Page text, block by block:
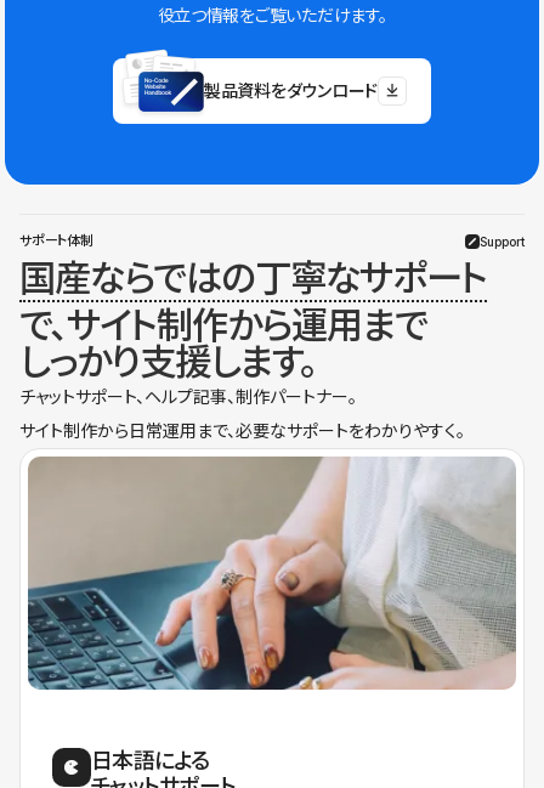
役立つ情報をご覧いただけます。
製品資料をダウンロード
サポート体制 Support
国産ならではの丁寧なサポート
で、サイト制作から運用まで
しっかり支援します。
チャットサポート、ヘルプ記事、制作パートナー。
サイト制作から日常運用まで、必要なサポートをわかりやすく。
日本語による